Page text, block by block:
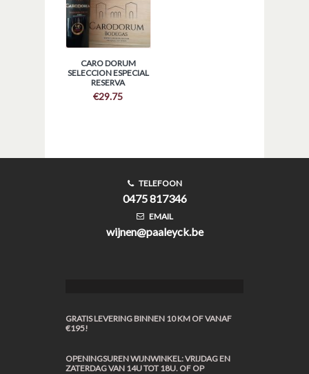
CARO DORUM
SELECCION ESPECIAL
RESERVA
€29.75
TELEFOON
0475 817346
EMAIL
wijnen@paaleyck.be
GRATIS LEVERING BINNEN 10 KM OF VANAF
€195!
OPENINGSUREN WIJNWINKEL: VRIJDAG EN
ZATERDAG VAN 14U TOT 18U. OF OP